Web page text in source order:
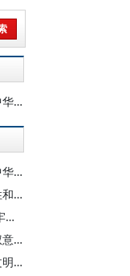
侯斌：《民族团结进步促进法》赋能中华民族共同体建设的四重逻辑
崔榕 李桂阳：“两个结合”视域下铸牢中华民族共同体意识的理论创新
纳日碧力戈：中华民族共同体的泥土性和日常性——基于本土知识与民间智慧的探讨
杨福泉 杨琼珍：跨族际艺术交融与铸牢中华民族共同体意识之关系——以纳西族为例
常安：《民族团结进步促进法》的人权意义
郑要：中华民族共同体：马克思主义文明观的当代中国民族叙事